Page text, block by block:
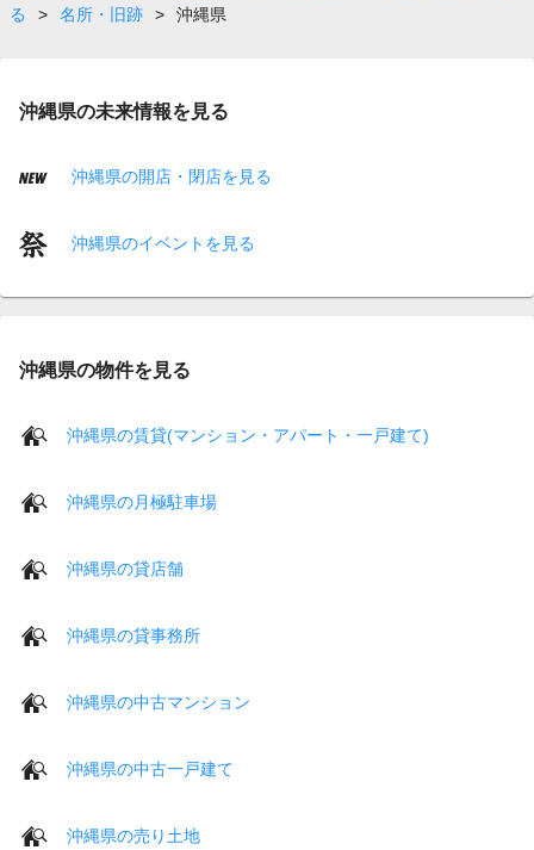
る
> 名所・旧跡 > 沖縄県
沖縄県の未来情報を見る
沖縄県の開店・閉店を見る
沖縄県のイベントを見る
沖縄県の物件を見る
沖縄県の賃貸(マンション・アパート・一戸建て)
沖縄県の月極駐車場
沖縄県の貸店舗
沖縄県の貸事務所
沖縄県の中古マンション
沖縄県の中古一戸建て
沖縄県の売り土地